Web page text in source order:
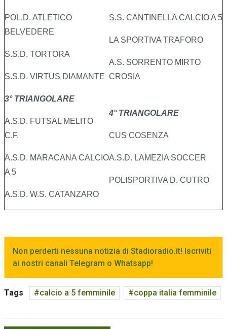
POL.D. ATLETICO
BELVEDERE
S.S.D. TORTORA
S.S.D. VIRTUS DIAMANTE
S.S. CANTINELLA CALCIO A 5
LA SPORTIVA TRAFORO
A.S. SORRENTO MIRTO
CROSIA
3° TRIANGOLARE
A.S.D. FUTSAL MELITO
C.F.
A.S.D. MARACANA CALCIO
A 5
A.S.D. W.S. CATANZARO
4° TRIANGOLARE
CUS COSENZA
A.S.D. LAMEZIA SOCCER
POLISPORTIVA D. CUTRO
Non perderti nessuna notizia di Stadioradio.it! Iscriviti
ai nostri canali Telegram o Whatsapp!
Tags calcio a 5 femminile coppa italia femminile